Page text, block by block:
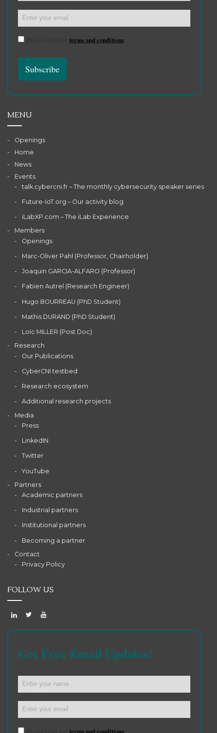
terms and conditions
MENU
Openings
Home
News
Events
talk.cybercni.fr – The monthly cybersecurity speaker series
Future-IoT.org – Our activity blog
iLabXP.com – The iLab Experience
Members
Openings
Marc-Oliver Pahl (Professor, Chairholder)
Joaquin GARCIA-ALFARO (Professor)
Fabien Autrel (Research Engineer)
Hugo BOURREAU (PhD Student)
Mathis DURAND (PhD Student)
Loïc MILLER (Post Doc)
Research
Our Publications
CyberCNI testbed
Research ecosystem
Additional research projects
Media
Press
LinkedIN
Twitter
YouTube
Partners
Academic partners
Industrial partners
Institutional partners
Becoming a partner
Contact
Privacy Policy
FOLLOW US
Get Free Email Updates!
terms and conditions